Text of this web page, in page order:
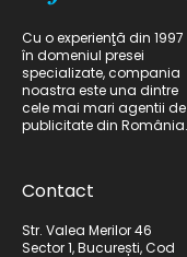
Cu o experienţă din 1997
în domeniul presei
specializate, compania
noastra este una dintre
cele mai mari agentii de
publicitate din România.
Contact
Str. Valea Merilor 46
Sector 1, București, Cod